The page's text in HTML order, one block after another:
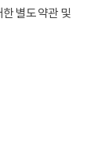
별도 약관 및